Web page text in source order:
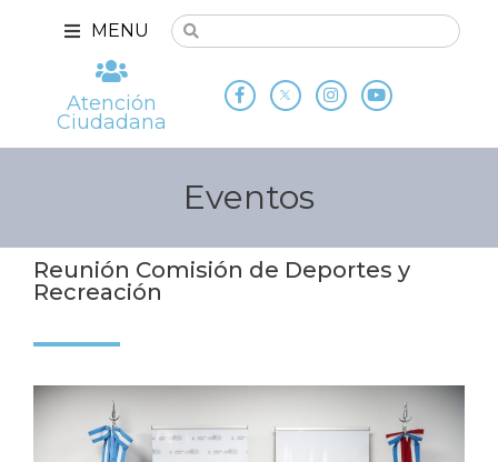
MENU
Atención
Ciudadana
Eventos
Reunión Comisión de Deportes y
Recreación